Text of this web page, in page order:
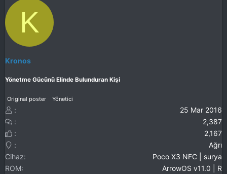
K
Kronos
Yönetme Gücünü Elinde Bulunduran Kişi
Original poster Yönetici
25 Mar 2016
2,387
2,167
Ağrı
Cihaz
Poco X3 NFC | surya
ROM
ArrowOS v11.0 | R